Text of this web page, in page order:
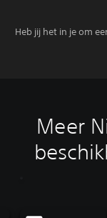
Heb jij het in je om
Meer